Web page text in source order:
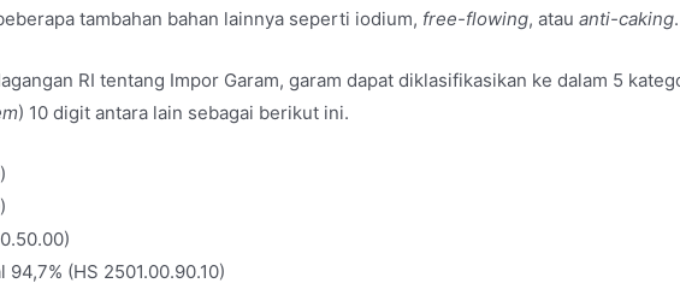
tambahan bahan lainnya seperti iodium, free-flowing, atau anti-caking.
RI tentang Impor Garam, garam dapat diklasifikasikan ke dalam 5
) 10 digit antara lain sebagai berikut ini.
94,7% (HS 2501.00.90.10)